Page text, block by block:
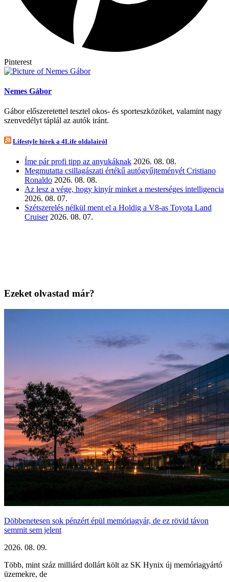
Pinterest
Nemes Gábor
Gábor előszeretettel tesztel okos- és sporteszközöket, valamint nagy
szenvedélyt táplál az autók iránt.
Lifestyle hírek a 4Life oldalairól
Íme pár profi tipp az anyukáknak 2026. 08. 08.
Megmutatta csillagászati értékű autógyűjteményét Cristiano
Ronaldo 2026. 08. 08.
Az lesz a vége, hogy kinyír minket a mesterséges intelligencia
2026. 08. 07.
Szétszerelés nélkül ment el a Holdig a V8-as Toyota Land
Cruiser 2026. 08. 07.
Ezeket olvastad már?
Döbbenetesen sok pénzért épül memóriagyár, de ez rövid távon
semmit sem jelent
2026. 08. 09.
Több, mint száz milliárd dollárt költ az SK Hynix új memóriagyártó
üzemekre, de